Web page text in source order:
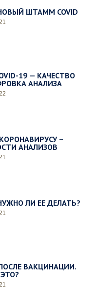
ШТАММ COVID
19 — КАЧЕСТВО
АНАЛИЗА
–
АНАЛИЗОВ
ЛИ ЕЕ ДЕЛАТЬ?
ВАКЦИНАЦИИ.